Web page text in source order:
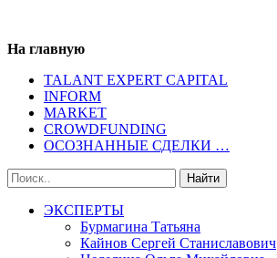
На главную
TALANT EXPERT CAPITAL
INFORM
MARKET
CROWDFUNDING
ОСОЗНАННЫЕ СДЕЛКИ …
ЭКСПЕРТЫ
Бурмагина Татьяна
Кайнов Сергей Станиславович